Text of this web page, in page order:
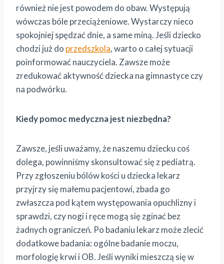
również nie jest powodem do obaw. Występują
wówczas bóle przeciążeniowe. Wystarczy nieco
spokojniej spędzać dnie, a same miną. Jeśli dziecko
chodzi już do przedszkola, warto o całej sytuacji
poinformować nauczyciela. Zawsze może
zredukować aktywność dziecka na gimnastyce czy
na podwórku.
Kiedy pomoc medyczna jest niezbędna?
Zawsze, jeśli uważamy, że naszemu dziecku coś
dolega, powinniśmy skonsultować się z pediatrą.
Przy zgłoszeniu bólów kości u dziecka lekarz
przyjrzy się małemu pacjentowi, zbada go
zwłaszcza pod kątem występowania opuchlizny i
sprawdzi, czy nogi i ręce mogą się zginać bez
żadnych ograniczeń. Po badaniu lekarz może zlecić
dodatkowe badania: ogólne badanie moczu,
morfologię krwi i OB. Jeśli wyniki mieszczą się w